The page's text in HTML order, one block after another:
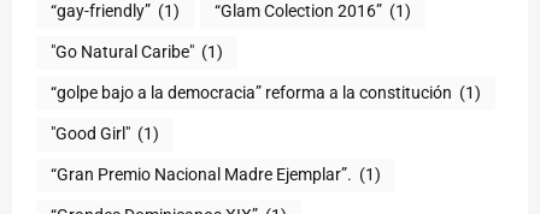
“gay-friendly” (1) “Glam Colection 2016” (1)
"Go Natural Caribe" (1)
“golpe bajo a la democracia” reforma a la constitución (1)
"Good Girl" (1)
“Gran Premio Nacional Madre Ejemplar”. (1)